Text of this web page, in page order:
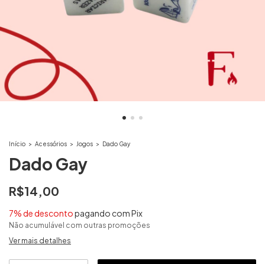
Início > Acessórios > Jogos > Dado Gay
Dado Gay
R$14,00
7% de descontopagando com Pix
Não acumulável com outras promoções
Ver mais detalhes